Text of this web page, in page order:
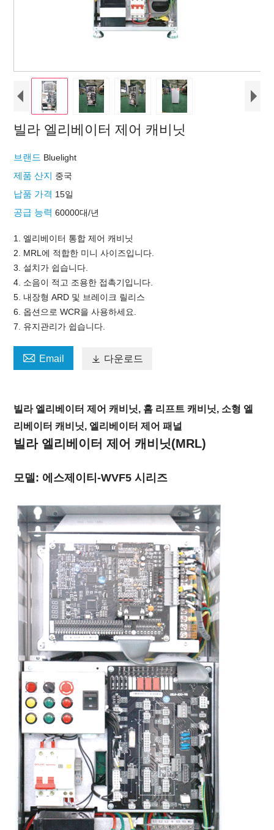
빌라 엘리베이터 제어 캐비닛
브랜드 Bluelight
제품 산지 중국
납품 가격 15일
공급 능력60000대/년
1. 엘리베이터 통합 ​​제어 캐비닛
2. MRL에 적합한 미니 사이즈입니다.
3. 설치가 쉽습니다.
4. 소음이 적고 조용한 접촉기입니다.
5. 내장형 ARD 및 브레이크 릴리스
6. 옵션으로 WCR을 사용하세요.
7. 유지관리가 쉽습니다.
 Email  다운로드
빌라 엘리베이터 제어 캐비닛, 홈 리프트 캐비닛, 소형 엘
리베이터 캐비닛, 엘리베이터 제어 패널
빌라 엘리베이터 제어 캐비닛(MRL)
모델: 에스제이티-WVF5 시리즈